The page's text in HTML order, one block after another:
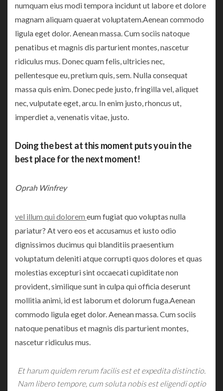
numquam eius modi tempora incidunt ut labore et dolore
magnam aliquam quaerat voluptatem.Aenean commodo
ligula eget dolor. Aenean massa. Cum sociis natoque
penatibus et magnis dis parturient montes, nascetur
ridiculus mus. Donec quam felis, ultricies nec,
pellentesque eu, pretium quis, sem. Nulla consequat
massa quis enim. Donec pede justo, fringilla vel, aliquet
nec, vulputate eget, arcu. In enim justo, rhoncus ut,
imperdiet a, venenatis vitae, justo.
Doing the best at this moment puts you in the
best place for the next moment!
Oprah Winfrey
vel illum qui dolorem eum fugiat quo voluptas nulla
pariatur? At vero eos et accusamus et iusto odio
dignissimos ducimus qui blanditiis praesentium
voluptatum deleniti atque corrupti quos dolores et quas
molestias excepturi sint occaecati cupiditate non
provident, similique sunt in culpa qui officia deserunt
mollitia animi, id est laborum et dolorum fuga.Aenean
commodo ligula eget dolor. Aenean massa. Cum sociis
natoque penatibus et magnis dis parturient montes,
nascetur ridiculus mus.
Et harum quidem rerum facilis est et expedita distinctio.
Nam libero tempore, cum soluta nobis est eligendi optio